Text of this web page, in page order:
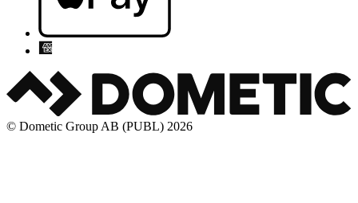
© Dometic Group AB (PUBL) 2026